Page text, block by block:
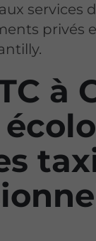
services
privés
à